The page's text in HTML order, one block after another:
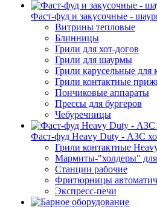
Фаст-фуд и закусочные -
Витрины тепловые
Блинницы
Грили для хот-догов
Грили для шаурмы
Грили карусельные для
Грили контактные
Пончиковые аппараты
Прессы для бургеров
Чебуречницы
Фаст-фуд Heavy Duty - АЗС
Грили контактные
Мармиты-"холдеры"
Станции рабочие
Фритюрницы
Экспресс-печи